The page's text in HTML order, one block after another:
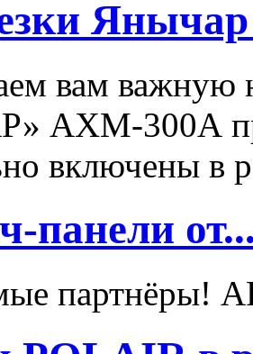
Янычар
вам важную
АХМ-300А
включены в
панели